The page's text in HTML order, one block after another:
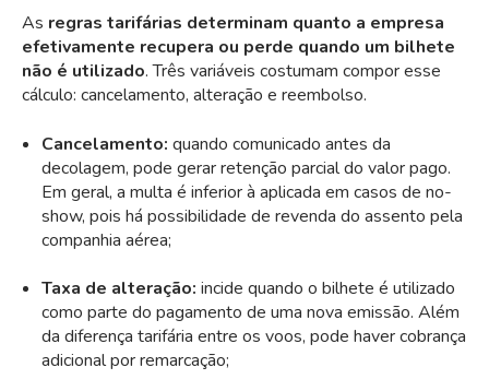
As regras tarifárias determinam quanto a empresa
efetivamente recupera ou perde quando um bilhete
não é utilizado. Três variáveis costumam compor esse
cálculo: cancelamento, alteração e reembolso.
Cancelamento: quando comunicado antes da
decolagem, pode gerar retenção parcial do valor pago.
Em geral, a multa é inferior à aplicada em casos de no-
show, pois há possibilidade de revenda do assento pela
companhia aérea;
Taxa de alteração: incide quando o bilhete é utilizado
como parte do pagamento de uma nova emissão. Além
da diferença tarifária entre os voos, pode haver cobrança
adicional por remarcação;